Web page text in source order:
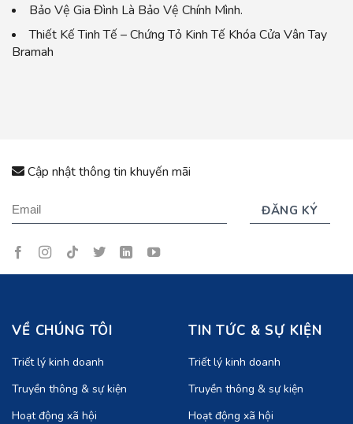
Bảo Vệ Gia Đình Là Bảo Vệ Chính Mình.
Thiết Kế Tinh Tế – Chứng Tỏ Kinh Tế Khóa Cửa Vân Tay
Bramah
Cập nhật thông tin khuyến mãi
VỀ CHÚNG TÔI
Triết lý kinh doanh
Truyền thông & sự kiện
Hoạt động xã hội
TIN TỨC & SỰ KIỆN
Triết lý kinh doanh
Truyền thông & sự kiện
Hoạt động xã hội